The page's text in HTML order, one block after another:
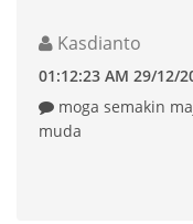
Kasdianto
01:12:23 AM 29/12/
moga semakin
muda